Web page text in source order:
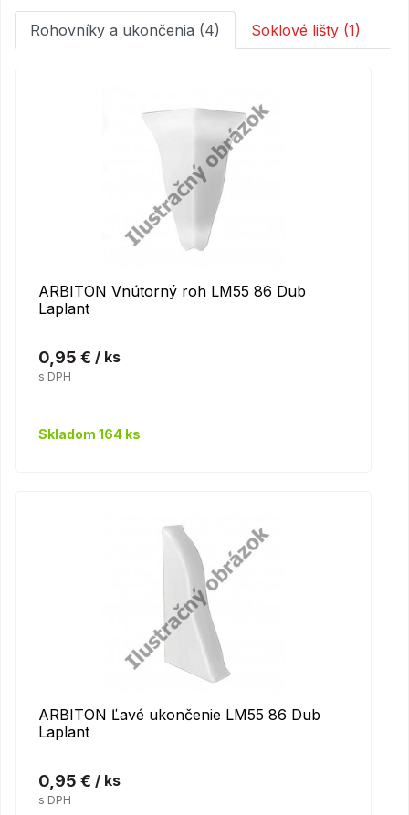
Rohovníky a ukončenia (4) Soklové lišty (1)
ARBITON Vnútorný roh LM55 86 Dub
Laplant
0,95 € / ks
s DPH
Skladom 164 ks
ARBITON Ľavé ukončenie LM55 86 Dub
Laplant
0,95 € / ks
s DPH